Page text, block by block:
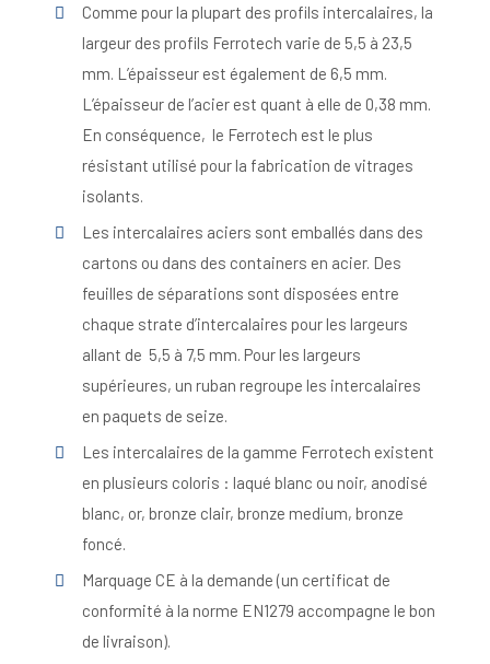
Comme pour la plupart des profils intercalaires, la
largeur des profils Ferrotech varie de 5,5 à 23,5
mm. L’épaisseur est également de 6,5 mm.
L’épaisseur de l’acier est quant à elle de 0,38 mm.
En conséquence, le Ferrotech est le plus
résistant utilisé pour la fabrication de vitrages
isolants.
Les intercalaires aciers sont emballés dans des
cartons ou dans des containers en acier. Des
feuilles de séparations sont disposées entre
chaque strate d’intercalaires pour les largeurs
allant de 5,5 à 7,5 mm. Pour les largeurs
supérieures, un ruban regroupe les intercalaires
en paquets de seize.
Les intercalaires de la gamme Ferrotech existent
en plusieurs coloris : laqué blanc ou noir, anodisé
blanc, or, bronze clair, bronze medium, bronze
foncé.
Marquage CE à la demande (un certificat de
conformité à la norme EN1279 accompagne le bon
de livraison).